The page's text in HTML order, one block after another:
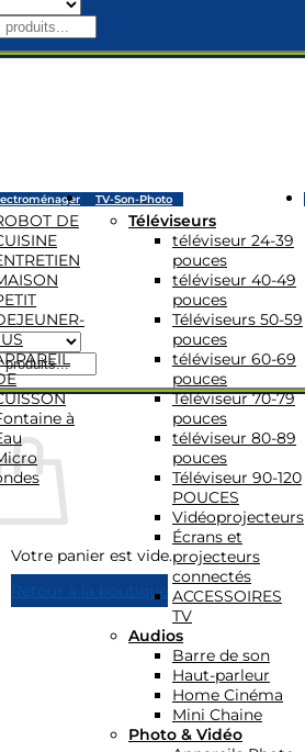
Votre panier est vide.
Retour à la boutique
DE
à
TV-Son-Photo
Téléviseurs
téléviseur 24-39
pouces
téléviseur 40-49
pouces
Téléviseurs 50-59
pouces
téléviseur 60-69
pouces
Téléviseur 70-79
pouces
téléviseur 80-89
pouces
Téléviseur 90-120
POUCES
Vidéoprojecteurs
Écrans et
projecteurs
connectés
ACCESSOIRES
TV
Audios
Barre de son
Haut-parleur
Home Cinéma
Mini Chaine
Photo & Vidéo